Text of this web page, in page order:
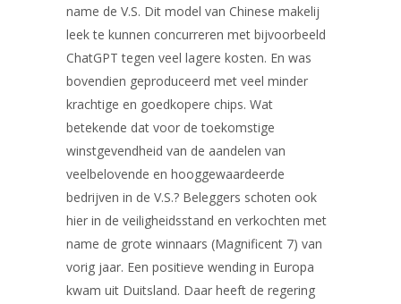
name de V.S. Dit model van Chinese makelij
leek te kunnen concurreren met bijvoorbeeld
ChatGPT tegen veel lagere kosten. En was
bovendien geproduceerd met veel minder
krachtige en goedkopere chips. Wat
betekende dat voor de toekomstige
winstgevendheid van de aandelen van
veelbelovende en hooggewaardeerde
bedrijven in de V.S.? Beleggers schoten ook
hier in de veiligheidsstand en verkochten met
name de grote winnaars (Magnificent 7) van
vorig jaar. Een positieve wending in Europa
kwam uit Duitsland. Daar heeft de regering